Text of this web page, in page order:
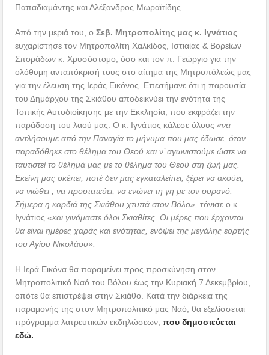
Παπαδιαμάντης και Αλέξανδρος Μωραϊτίδης.
Από την μεριά του, οΣεβ. Μητροπολίτης μας κ. Ιγνάτιος
ευχαρίστησε τον Μητροπολίτη Χαλκίδος, Ιστιαίας & Βορείων
Σποράδων κ. Χρυσόστομο, όσο και τον π. Γεώργιο για την
ολόθυμη ανταπόκρισή τους στο αίτημα της Μητροπόλεώς μας
για την έλευση της Ιεράς Εικόνος. Επεσήμανε ότι η παρουσία
του Δημάρχου της Σκιάθου αποδεικνύει την ενότητα της
Τοπικής Αυτοδιοίκησης με την Εκκλησία, που εκφράζει την
παράδοση του λαού μας. Ο κ. Ιγνάτιος κάλεσε όλους«να
αντλήσουμε από την Παναγία το μήνυμα που μας έδωσε, όταν
παραδόθηκε στο θέλημα του Θεού και ν’ αγωνιστούμε ώστε να
ταυτιστεί το θέλημά μας με το θέλημα του Θεού στη ζωή μας.
Εκείνη μας σκέπει, ποτέ δεν μας εγκαταλείπει, ξέρει να ακούει,
να νιώθει , να προστατεύει, να ενώνει τη γη με τον ουρανό.
Σήμερα η καρδιά της Σκιάθου χτυπά στον Βόλο», τόνισε ο κ.
Ιγνάτιος«και γινόμαστε όλοι Σκιαθίτες. Οι μέρες που έρχονται
θα είναι ημέρες χαράς και ενότητας, ενόψει της μεγάλης εορτής
του Αγίου Νικολάου».
Η Ιερά Εικόνα θα παραμείνει προς προσκύνηση στον
Μητροπολιτικό Ναό του Βόλου έως την Κυριακή 7 Δεκεμβρίου,
οπότε θα επιστρέψει στην Σκιάθο. Κατά την διάρκεια της
παραμονής της στον Μητροπολιτικό μας Ναό, θα εξελίσσεται
πρόγραμμα λατρευτικών εκδηλώσεων,που δημοσιεύεται
εδώ.